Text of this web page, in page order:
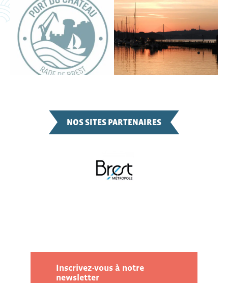
NOS SITES PARTENAIRES
Inscrivez-vous à notre
newsletter